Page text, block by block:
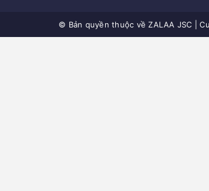
© Bản quyền thuộc vềZALAA JSC